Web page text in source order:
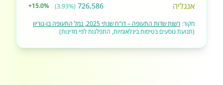
אנגליה 726,586
(3.93%)
+15.0%
מקור: רשות שדות התעופה – דו"ח שנתי 2025, נמל התעופה בן-גוריון
(תנועת נוסעים בטיסות בינלאומיות, התפלגות לפי מדינות)